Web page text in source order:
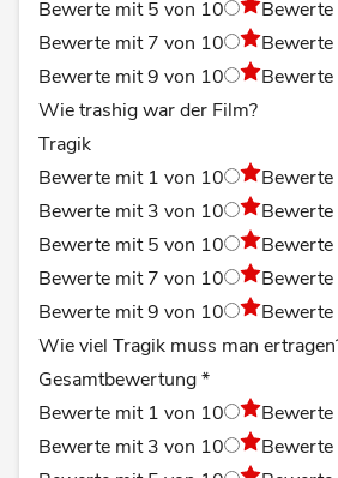
Bewerte mit 5 von 10
Bewerte mit 7 von 10
Bewerte mit 9 von 10
Wie trashig war der Film?
Tragik
Bewerte mit 1 von 10
Bewerte mit 3 von 10
Bewerte mit 5 von 10
Bewerte mit 7 von 10
Bewerte mit 9 von 10
Wie viel Tragik muss man
Gesamtbewertung*
Bewerte mit 1 von 10
Bewerte mit 3 von 10